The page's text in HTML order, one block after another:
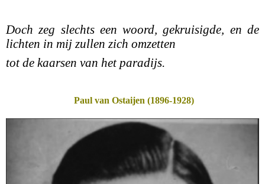
Doch zeg slechts een woord, gekruisigde, en de
lichten in mij zullen zich omzetten
tot de kaarsen van het paradijs.
Paul van Ostaijen (1896-1928)